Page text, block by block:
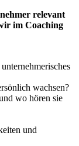
relevant
im Coaching
wachsen?
wo hören sie
und